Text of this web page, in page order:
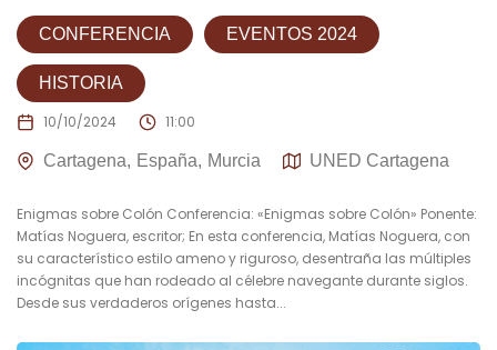
CONFERENCIA EVENTOS 2024
HISTORIA
10/10/2024 11:00
Cartagena España Murcia UNED Cartagena
Enigmas sobre Colón Conferencia: «Enigmas sobre Colón» Ponente:
Matías Noguera, escritor; En esta conferencia, Matías Noguera, con
su característico estilo ameno y riguroso, desentraña las múltiples
incógnitas que han rodeado al célebre navegante durante siglos.
Desde sus verdaderos orígenes hasta...